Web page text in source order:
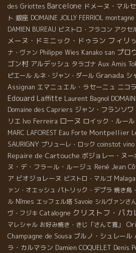
des Griottes Barcelone ドメーヌ・マル
ト 銀座 DOMAINE JOLLY FERRIOL
DAMIEN BUREAU ビストロ・フラコン アクセ
メーヌ・ドミニック・ドゥラン フィリ
ナ・ヴァン Philippe Wies Kanako san プロ
ゴン村 アルデッシュ タラゴナ Aux Amis
ピエール ルネ・ジャン・ダール Granada シ
Assignan エマニュエル・ラセーニュ ニコ
Edouard Laffitte Laurent Bagnol
Domaine des Capriers ジャン・フランソワ
リエ Ivo Ferreira ローヌ ロイック・ルール
MARC LAFOREST Eau Forte Montpellier
SAURIGNY プリューレ・ロック coinstot vino
Repaire de Cartouche ボジョレー・ヌー
ヌ・デ・フラール・ルージュ René Jean
ア ビオジョレーヌ ビストロ・マルゴ Malaga
ァン・オエッシュ パトリック・デプラ 焼き鳥
ル Nîmes エッフェル塔 Savoie シルヴァンさん
ヴ・フジキ Catalogne クリストフ・パカ
マレシャル お好み焼き・きじ「さんて寛」
Champagne de Sousa ブルノ・シュレール
ラ・カルマラン Damien COQUELET Denis